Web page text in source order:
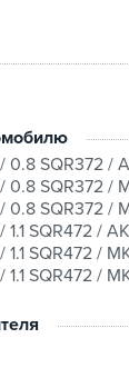
0.8 SQR372 /
0.8 SQR372
0.8 SQR372 /
1.1 SQR472 /
1.1 SQR472 /
1.1 SQR472 /